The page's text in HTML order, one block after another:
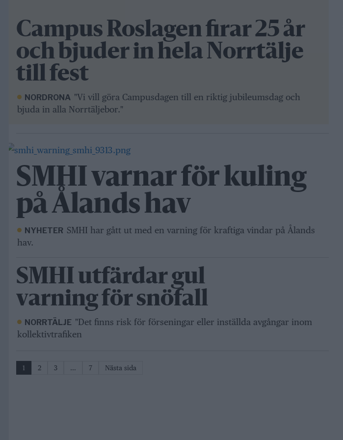
Campus Roslagen firar 25 år
och bjuder in hela Norrtälje
till fest
NORDRONA "Vi vill göra Campusdagen till en riktig jubileumsdag och
bjuda in alla Norrtäljebor."
SMHI varnar för kuling
på Ålands hav
NYHETER SMHI har gått ut med en varning för kraftiga vindar på Ålands
hav.
SMHI utfärdar gul
varning för snöfall
NORRTÄLJE "Det finns risk för förseningar eller inställda avgångar inom
kollektivtrafiken
1 2 3 … 7 Nästa sida